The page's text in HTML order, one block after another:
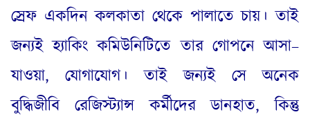
স্রেফ একদিন কলকাতা থেকে পালাতে চায়। তাই
জন্যই হ্যাকিং কমিউনিটিতে তার গোপনে আসা–
যাওয়া, যোগাযোগ। তাই জন্যই সে অনেক
বুদ্ধিজীবি রেজিস্ট্যান্স কর্মীদের ডানহাত,কিন্তু